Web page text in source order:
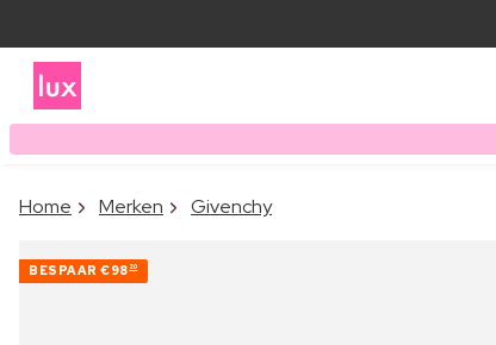
Home Merken Givenchy
BESPAAR €98 20